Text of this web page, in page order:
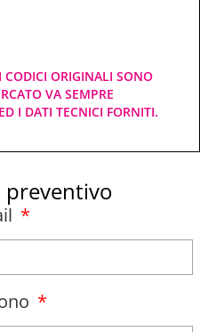
CODICI ORIGINALI SONO
VA SEMPRE
I DATI TECNICI FORNITI.
preventivo